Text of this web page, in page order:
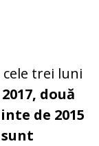
trei luni
două
de 2015
sunt